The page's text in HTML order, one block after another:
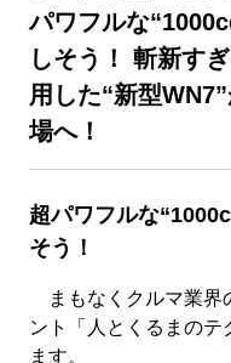
パワフルな
しそう！ 斬新す
用した“新型
場へ！
超パワフルな
そう！
まもなくクルマ業界
ント「人とくるまの
ます。